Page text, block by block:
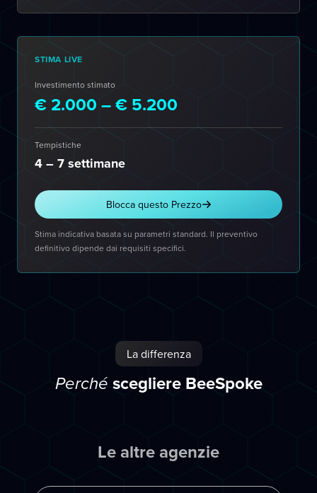
STIMA LIVE
Investimento stimato
€ 2.000 – € 5.200
Tempistiche
4 – 7 settimane
Blocca questo Prezzo
Stima indicativa basata su parametri standard. Il preventivo
definitivo dipende dai requisiti specifici.
La differenza
Perchéscegliere BeeSpoke
Le altre agenzie